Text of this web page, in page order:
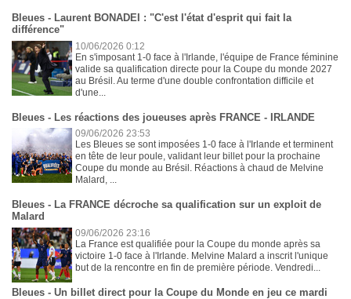
Bleues - Laurent BONADEI : "C'est l'état d'esprit qui fait la
différence"
10/06/2026 0:12
En s'imposant 1-0 face à l'Irlande, l'équipe de France féminine
valide sa qualification directe pour la Coupe du monde 2027
au Brésil. Au terme d'une double confrontation difficile et
d'une...
Bleues - Les réactions des joueuses après FRANCE - IRLANDE
09/06/2026 23:53
Les Bleues se sont imposées 1-0 face à l'Irlande et terminent
en tête de leur poule, validant leur billet pour la prochaine
Coupe du monde au Brésil. Réactions à chaud de Melvine
Malard, ...
Bleues - La FRANCE décroche sa qualification sur un exploit de
Malard
09/06/2026 23:16
La France est qualifiée pour la Coupe du monde après sa
victoire 1-0 face à l'Irlande. Melvine Malard a inscrit l'unique
but de la rencontre en fin de première période. Vendredi...
Bleues - Un billet direct pour la Coupe du Monde en jeu ce mardi